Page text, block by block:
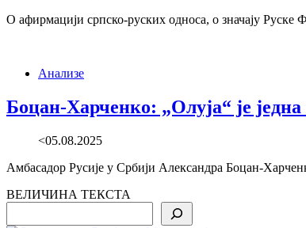
О афирмацији српско-руских односа, о значају
Анализе
Боцан-Харченко: „Олуја“ је
<05.08.2025
Амбасадор Русије у Србији Александра Боцан-
ВЕЛИЧИНА ТЕКСТА